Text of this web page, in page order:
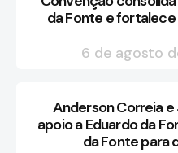
da Fonte e
6 de agosto
Anderson Correia
apoio a Eduardo da
da Fonte para